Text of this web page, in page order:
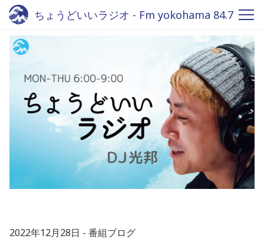
ちょうどいいラジオ - Fm yokohama 84.7
2022年12月28日 番組ブログ